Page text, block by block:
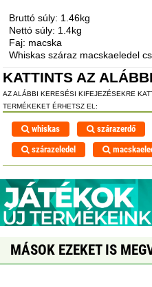
Bruttó súly: 1.46kg
Nettó súly: 1.4kg
Faj: macska
Whiskas száraz macskaeledel
KATTINTS AZ
AZ ALÁBBI KERESÉSI KIFEJEZÉSEKRE
TERMÉKEKET ÉRHETSZ EL:
whiskas szárazerdő
szárazeledel
MÁSOK EZEKET IS